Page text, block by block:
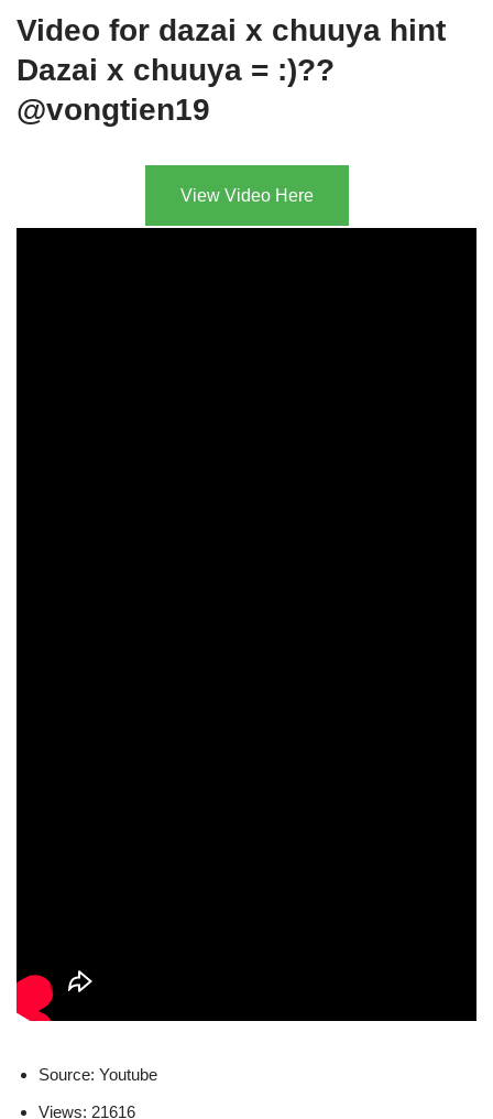
Video for dazai x chuuya hint
Dazai x chuuya = :)??
@vongtien19
View Video Here
Source: Youtube
Views: 21616